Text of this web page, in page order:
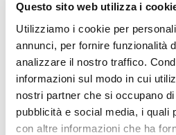
Questo sito web utilizza i
Utilizziamo i cookie per
annunci, per fornire funzionalità
analizzare il nostro traffico.
informazioni sul modo in cui
nostri partner che si occupano
pubblicità e social media, i quali
con altre informazioni che ha
NEWS DELLA STESSA